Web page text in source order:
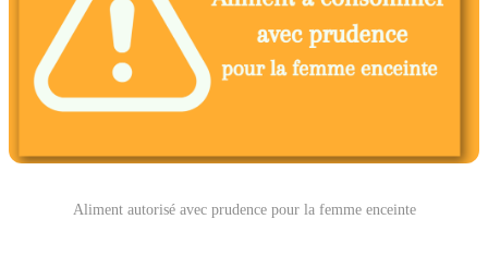
Aliment autorisé avec prudence pour la femme enceinte